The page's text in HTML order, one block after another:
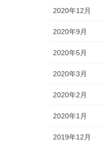
2020年12月
2020年9月
2020年5月
2020年3月
2020年2月
2020年1月
2019年12月